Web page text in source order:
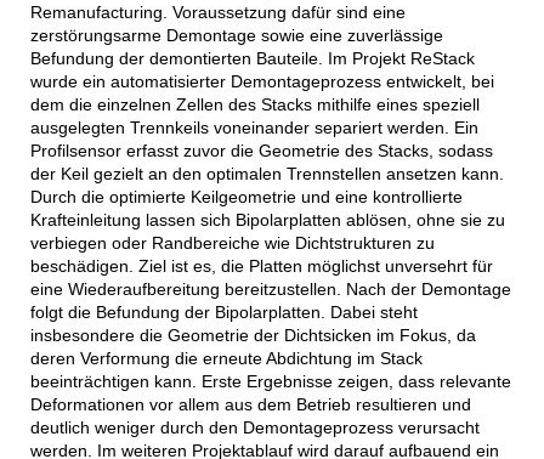
Remanufacturing. Voraussetzung dafür sind eine
zerstörungsarme Demontage sowie eine zuverlässige
Befundung der demontierten Bauteile. Im Projekt ReStack
wurde ein automatisierter Demontageprozess entwickelt, bei
dem die einzelnen Zellen des Stacks mithilfe eines speziell
ausgelegten Trennkeils voneinander separiert werden. Ein
Profilsensor erfasst zuvor die Geometrie des Stacks, sodass
der Keil gezielt an den optimalen Trennstellen ansetzen kann.
Durch die optimierte Keilgeometrie und eine kontrollierte
Krafteinleitung lassen sich Bipolarplatten ablösen, ohne sie zu
verbiegen oder Randbereiche wie Dichtstrukturen zu
beschädigen. Ziel ist es, die Platten möglichst unversehrt für
eine Wiederaufbereitung bereitzustellen. Nach der Demontage
folgt die Befundung der Bipolarplatten. Dabei steht
insbesondere die Geometrie der Dichtsicken im Fokus, da
deren Verformung die erneute Abdichtung im Stack
beeinträchtigen kann. Erste Ergebnisse zeigen, dass relevante
Deformationen vor allem aus dem Betrieb resultieren und
deutlich weniger durch den Demontageprozess verursacht
werden. Im weiteren Projektablauf wird darauf aufbauend ein